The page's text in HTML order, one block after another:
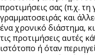
προτιμήσεις σας (π.χ.
γραμματοσειράς και
ένα χρονικό διάστημα,
τις προτιμήσεις αυτές
ιστότοπο ή όταν